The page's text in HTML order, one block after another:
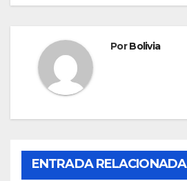
PorBolivia
ENTRADA RELACIONADA